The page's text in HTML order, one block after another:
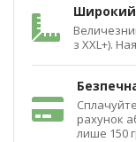
з XXL+).
рахунок
лише 150